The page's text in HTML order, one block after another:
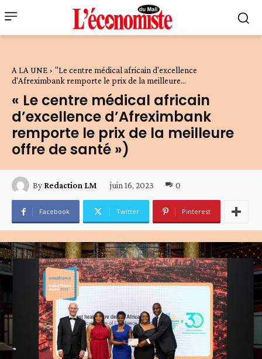
A LA UNE
"Le centre médical africain d'excellence
d'Afreximbank remporte le prix de la meilleure...
« Le centre médical africain
d’excellence d’Afreximbank
remporte le prix de la meilleure
offre de santé »)
By Redaction LM juin 16, 2023 0
Facebook Twitter Pinterest